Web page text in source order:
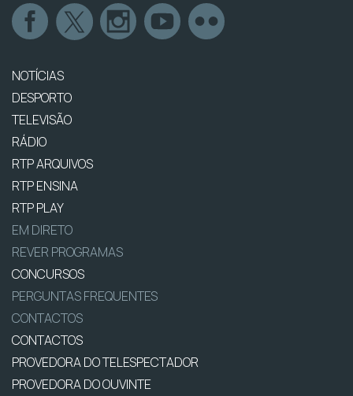
NOTÍCIAS
DESPORTO
TELEVISÃO
RÁDIO
RTP ARQUIVOS
RTP ENSINA
RTP PLAY
EM DIRETO
REVER PROGRAMAS
CONCURSOS
PERGUNTAS FREQUENTES
CONTACTOS
CONTACTOS
PROVEDORA DO TELESPECTADOR
PROVEDORA DO OUVINTE